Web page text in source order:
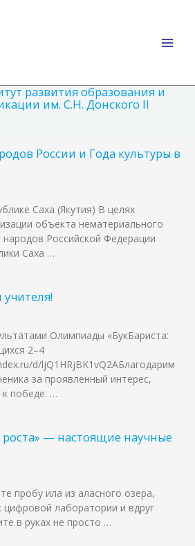
развития образования и
им. С.Н. Донского II
России и Года культуры в
Саха (Якутия) В целях
объекта нематериального
народов Российской Федерации
Саха …
Олимпиады «БукБариста:
2–4
d/ljQ1HRjBK1vQ2AБлагодарим
за проявленный интерес,
к победе. …
— настоящие научные
пробу ила из аласного озера,
цифровой лаборатории и вдруг
в руках не просто …